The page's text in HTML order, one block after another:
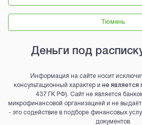
Тюмень
Деньги под
Информация на сайте носит
консультационный характер и не является
437 ГК РФ). Сайт не является
микрофинансовой организацией и не
- это содействие в подборе финансовых
документов.